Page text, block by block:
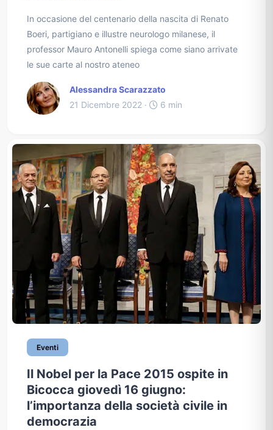
In occasione del centenario della nascita di Renato
Boeri, partigiano e illustre neurologo milanese, il
professor Mauro Antonelli spiega come siano arrivate
le sue carte al nostro ateneo
Alessandra Scarazzato
21 Dicembre 2022 ·
6 min
Eventi
Il Nobel per la Pace 2015 ospite in
Bicocca giovedì 16 giugno:
l’importanza della società civile in
democrazia